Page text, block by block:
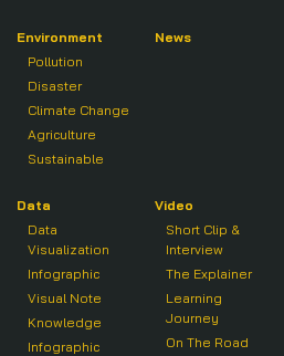
Environment
Pollution
Disaster
Climate Change
Agriculture
Sustainable
News
Data
Data
Visualization
Infographic
Visual Note
Knowledge
Infographic
Video
Short Clip &
Interview
The Explainer
Learning
Journey
On The Road